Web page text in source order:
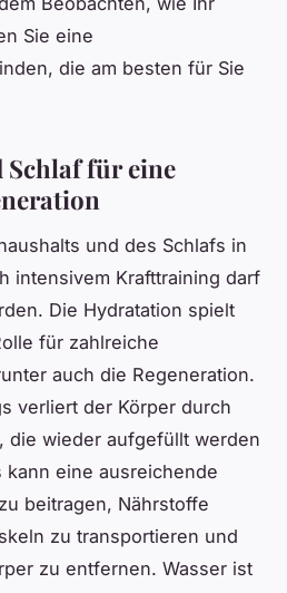
Sie eine
die am besten für Sie
für eine
und des Schlafs in
intensivem Krafttraining darf
Die Hydratation spielt
für zahlreiche
auch die Regeneration.
verliert der Körper durch
die wieder aufgefüllt werden
kann eine ausreichende
beitragen, Nährstoffe
zu transportieren und
zu entfernen. Wasser ist